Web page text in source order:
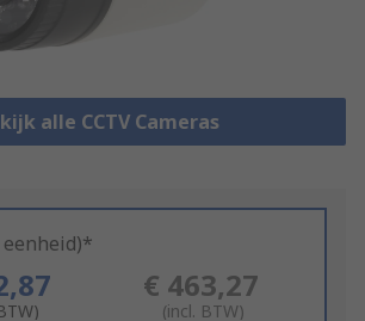
alle CCTV Cameras
€ 463,27
(incl. BTW)